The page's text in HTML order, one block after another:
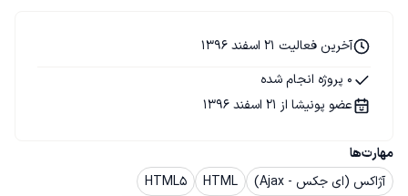
مهارت‌ها
آژاکس (ای جکس - Ajax)
HTML
HTML5
آخرین فعالیت 21 اسفند 1396
0 پروژه انجام شده
عضو پونیشا از 21 اسفند 1396